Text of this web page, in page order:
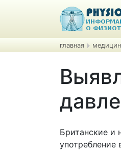
главная
Британские и